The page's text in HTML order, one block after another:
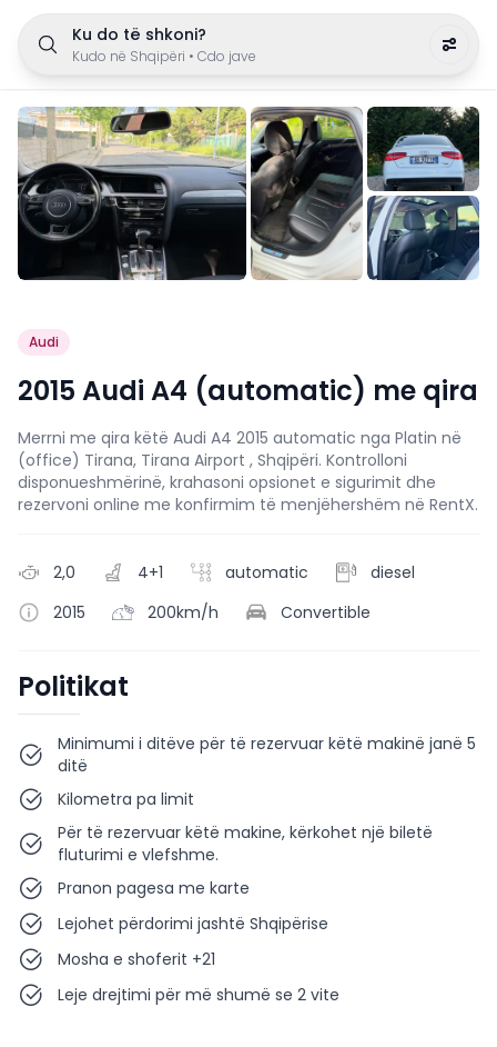
Ku do të shkoni?
Kudo në Shqipëri • Cdo jave
Audi
2015 Audi A4 (automatic) me qira
Merrni me qira këtë Audi A4 2015 automatic nga Platin në
(office) Tirana, Tirana Airport , Shqipëri. Kontrolloni
disponueshmërinë, krahasoni opsionet e sigurimit dhe
rezervoni online me konfirmim të menjëhershëm në RentX.
2,0 4+1 automatic
diesel
2015
200km/h Convertible
Politikat
Minimumi i ditëve për të rezervuar këtë makinë janë 5
ditë
Kilometra pa limit
Për të rezervuar këtë makine, kërkohet një biletë
fluturimi e vlefshme.
Pranon pagesa me karte
Lejohet përdorimi jashtë Shqipërise
Mosha e shoferit +21
Leje drejtimi për më shumë se 2 vite